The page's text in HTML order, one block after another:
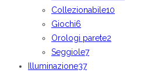
Collezionabile10
Giochi6
Orologi parete2
Seggiole7
Illuminazione37